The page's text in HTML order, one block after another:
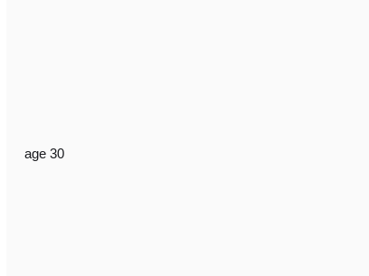
age 30